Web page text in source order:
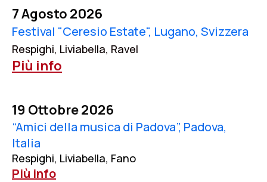
7 Agosto 2026
Festival "Ceresio Estate", Lugano, Svizzera
Respighi, Liviabella, Ravel
Più info
19 Ottobre 2026
“Amici della musica di Padova”, Padova,
Italia
Respighi, Liviabella, Fano
Più info